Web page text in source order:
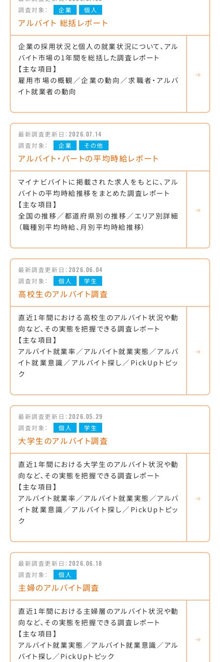
調査対象：
企業 個人
アルバイト 総括レポート
企業の採用状況と個人の就業状況について、アル
バイト市場の1年間を総括した調査レポート
【主な項目】
雇用市場の概観／企業の動向／求職者・アルバ
イト就業者の動向
最新調査更新日： 2026.07.14
調査対象：
企業 その他
アルバイト・パートの平均時給レポート
マイナビバイトに掲載された求人をもとに、アル
バイトの平均時給推移をまとめた調査レポート
【主な項目】
全国の推移／都道府県別の推移／エリア別詳細
（職種別平均時給、月別平均時給推移）
最新調査更新日： 2026.06.04
調査対象：
個人 学生
高校生のアルバイト調査
直近1年間における高校生のアルバイト状況や動
向など、その実態を把握できる調査レポート
【主な項目】
アルバイト就業率／アルバイト就業実態／アルバ
イト就業意識／アルバイト探し／PickUpトピッ
ク
最新調査更新日： 2026.05.29
調査対象：
個人 学生
大学生のアルバイト調査
直近1年間における大学生のアルバイト状況や動
向など、その実態を把握できる調査レポート
【主な項目】
アルバイト就業率／アルバイト就業実態／アルバ
イト就業意識／アルバイト探し／PickUpトピッ
ク
最新調査更新日： 2026.06.18
調査対象：
個人
主婦のアルバイト調査
直近1年間における主婦層のアルバイト状況や動
向など、その実態を把握できる調査レポート
【主な項目】
アルバイト就業実態／アルバイト就業意識／アル
バイト探し／PickUpトピック